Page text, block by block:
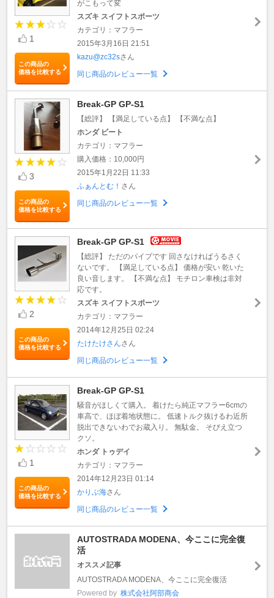
1
この商品の
価格を比較する
がこもって変
スズキ スイフトスポーツ
カテゴリ：マフラー
2015年3月16日 21:51
kazu@zc32sさん
同じ商品のレビュー一覧
3
この商品の
価格を比較する
Break-GP GP-S1
【総評】 【満足している点】 【不満な点】
ホンダ ビート
カテゴリ：マフラー
購入価格：10,000円
2015年1月22日 11:33
ふぁんとむ！ さん
同じ商品のレビュー一覧
2
この商品の
価格を比較する
Break-GP GP-S1
【総評】 ただのパイプです 回さなければうるさく
ないです。 【満足している点】 価格が安い 乾いた
良い音します。 【不満な点】 モチロン車検は非対
応です。
スズキ スイフトスポーツ
カテゴリ：マフラー
2014年12月25日 02:24
たけたけさんさん
同じ商品のレビュー一覧
1
この商品の
価格を比較する
Break-GP GP-S1
騒音がほしくて購入。 着けたら純正マフラー6cmの
車高で、ほぼ着地状態に。 低速トルク抜けるわ近所
脱出できないわでお蔵入り。 無駄金。 そびえ立つ
クソ。
ホンダ トゥデイ
カテゴリ：マフラー
2014年12月23日 01:14
かりぶ海さん
同じ商品のレビュー一覧
AUTOSTRADA MODENA、今ここに完全復
活
オススメ記事
AUTOSTRADA MODENA、今ここに完全復活
Powered by 株式会社阿部商会